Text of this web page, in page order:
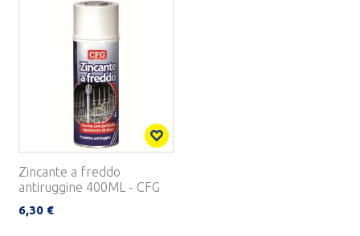
Zincante a freddo
antiruggine 400ML - CFG
6,30 €